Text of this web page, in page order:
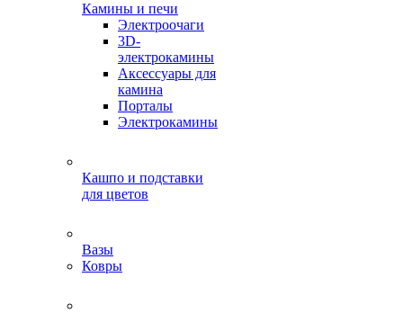
Камины и печи
Электроочаги
3D-
электрокамины
Аксессуары для
камина
Порталы
Электрокамины
Кашпо и подставки
для цветов
Вазы
Ковры